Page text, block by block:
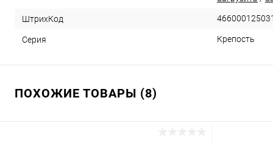
ШтрихКод
Серия Крепость
ПОХОЖИЕ ТОВАРЫ (8)